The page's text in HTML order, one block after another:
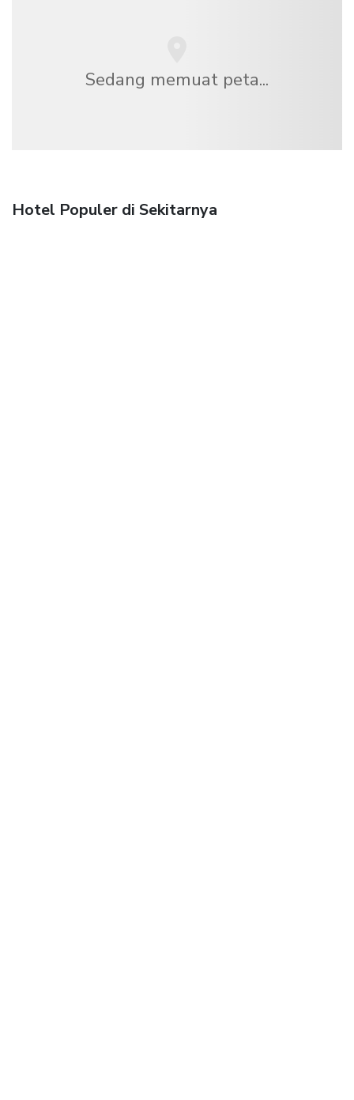
Sedang memuat peta...
Hotel Populer di Sekitarnya